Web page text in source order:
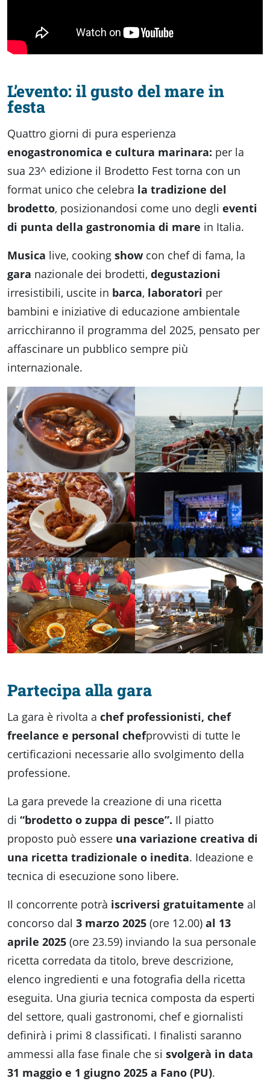
L’evento: il gusto del mare in
festa
Quattro giorni di pura esperienza
enogastronomica e cultura marinara: per la
sua 23^ edizione il Brodetto Fest torna con un
format unico che celebra la tradizione del
brodetto, posizionandosi come uno degli eventi
di punta della gastronomia di mare in Italia.
Musica live, cooking show con chef di fama, la
gara nazionale dei brodetti, degustazioni
irresistibili, uscite in barca, laboratori per
bambini e iniziative di educazione ambientale
arricchiranno il programma del 2025, pensato per
affascinare un pubblico sempre più
internazionale.
Partecipa alla gara
La gara è rivolta a chef professionisti, chef
freelance e personal chefprovvisti di tutte le
certificazioni necessarie allo svolgimento della
professione.
La gara prevede la creazione di una ricetta
di “brodetto o zuppa di pesce”. Il piatto
proposto può essere una variazione creativa di
una ricetta tradizionale o inedita. Ideazione e
tecnica di esecuzione sono libere.
Il concorrente potrà iscriversi gratuitamente al
concorso dal 3 marzo 2025 (ore 12.00) al 13
aprile 2025 (ore 23.59) inviando la sua personale
ricetta corredata da titolo, breve descrizione,
elenco ingredienti e una fotografia della ricetta
eseguita. Una giuria tecnica composta da esperti
del settore, quali gastronomi, chef e giornalisti
definirà i primi 8 classificati. I finalisti saranno
ammessi alla fase finale che si svolgerà in data
31 maggio e 1 giugno 2025 a Fano (PU).